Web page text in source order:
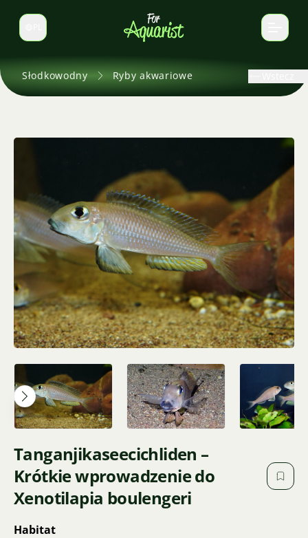
Zmień język
Słodkowodny Ryby akwariowe
Tanganjikaseecichliden –
Krótkie wprowadzenie do
Xenotilapia boulengeri
Habitat